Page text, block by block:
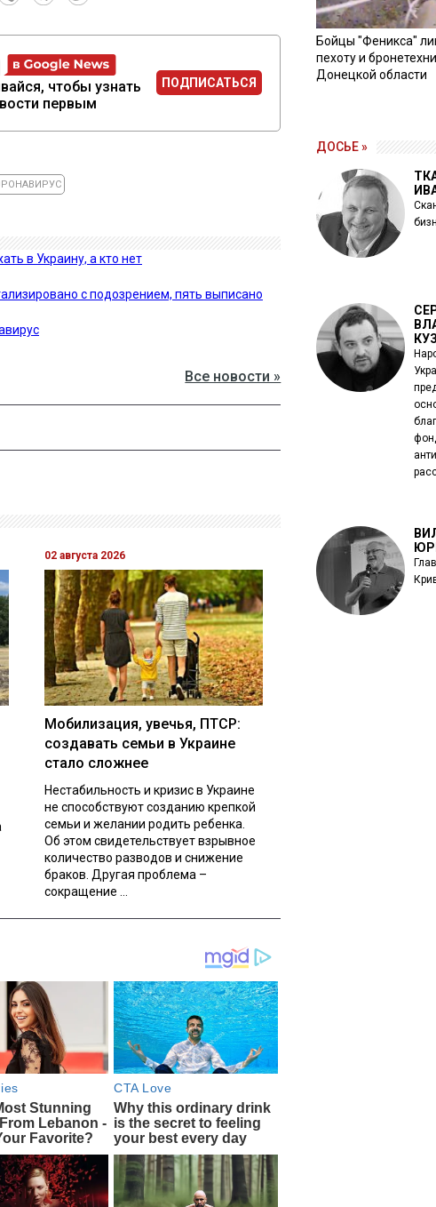
чтобы узнать
первым
ПОДПИСАТЬСЯ
в Украину, а кто нет
с подозрением, пять выписано
Все новости »
02 августа 2026
Мобилизация, увечья, ПТСР:
создавать семьи в Украине
стало сложнее
Нестабильность и кризис в Украине
не способствуют созданию крепкой
семьи и желании родить ребенка.
Об этом свидетельствует взрывное
количество разводов и снижение
браков. Другая проблема –
сокращение ...
Бойцы "Феникса"
пехоту и
Донецкой области
ДОСЬЕ »